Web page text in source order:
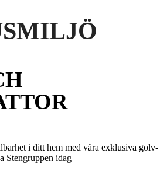
i ditt hem med våra exklusiva golv-
Stengruppen idag